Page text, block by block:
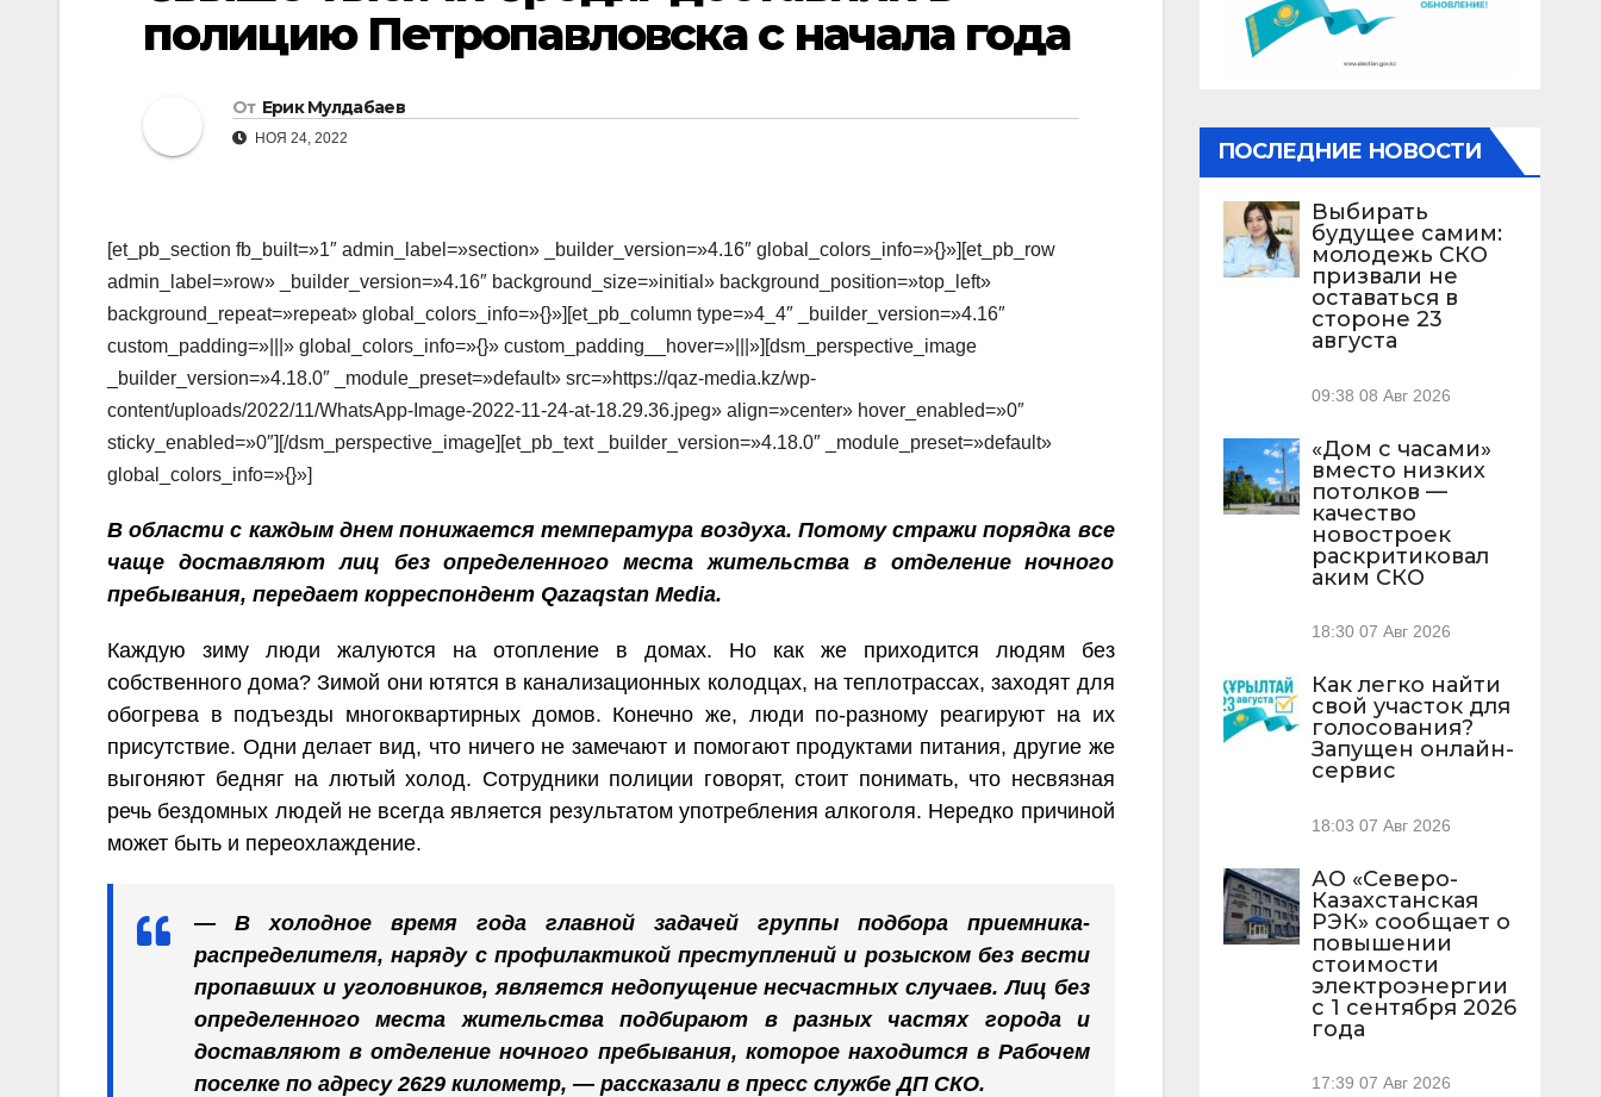
полицию Петропавловска с начала года
От Ерик Мулдабаев
НОЯ 24, 2022
[et_pb_section fb_built=»1″ admin_label=»section» _builder_version=»4.16″ global_colors_info=»{}»][et_pb_row
admin_label=»row» _builder_version=»4.16″ background_size=»initial» background_position=»top_left»
background_repeat=»repeat» global_colors_info=»{}»][et_pb_column type=»4_4″ _builder_version=»4.16″
custom_padding=»|||» global_colors_info=»{}» custom_padding__hover=»|||»][dsm_perspective_image
_builder_version=»4.18.0″ _module_preset=»default» src=»https://qaz-media.kz/wp-
content/uploads/2022/11/WhatsApp-Image-2022-11-24-at-18.29.36.jpeg» align=»center» hover_enabled=»0″
sticky_enabled=»0″][/dsm_perspective_image][et_pb_text _builder_version=»4.18.0″ _module_preset=»default»
global_colors_info=»{}»]
В области с каждым днем понижается температура воздуха. Потому стражи порядка все
чаще доставляют лиц без определенного места жительства в отделение ночного
пребывания, передает корреспондент Qazaqstan Media.
Каждую зиму люди жалуются на отопление в домах. Но как же приходится людям без
собственного дома? Зимой они ютятся в канализационных колодцах, на теплотрассах, заходят для
обогрева в подъезды многоквартирных домов. Конечно же, люди по-разному реагируют на их
присутствие. Одни делает вид, что ничего не замечают и помогают продуктами питания, другие же
выгоняют бедняг на лютый холод. Сотрудники полиции говорят, стоит понимать, что несвязная
речь бездомных людей не всегда является результатом употребления алкоголя. Нередко причиной
может быть и переохлаждение.
— В холодное время года главной задачей группы подбора приемника-
распределителя, наряду с профилактикой преступлений и розыском без вести
пропавших и уголовников, является недопущение несчастных случаев. Лиц без
определенного места жительства подбирают в разных частях города и
доставляют в отделение ночного пребывания, которое находится в Рабочем
поселке по адресу 2629 километр, — рассказали в пресс службе ДП СКО.
ПОСЛЕДНИЕ НОВОСТИ
Выбирать
будущее самим:
молодежь СКО
призвали не
оставаться в
стороне 23
августа
09:38 08 Авг 2026
«Дом с часами»
вместо низких
потолков —
качество
новостроек
раскритиковал
аким СКО
18:30 07 Авг 2026
Как легко найти
свой участок для
голосования?
Запущен онлайн-
сервис
18:03 07 Авг 2026
АО «Северо-
Казахстанская
РЭК» сообщает о
повышении
стоимости
электроэнергии
с 1 сентября 2026
года
17:39 07 Авг 2026